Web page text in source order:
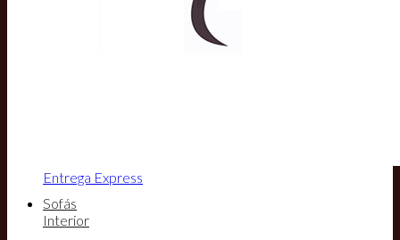
Entrega Express
Sofás
Interior